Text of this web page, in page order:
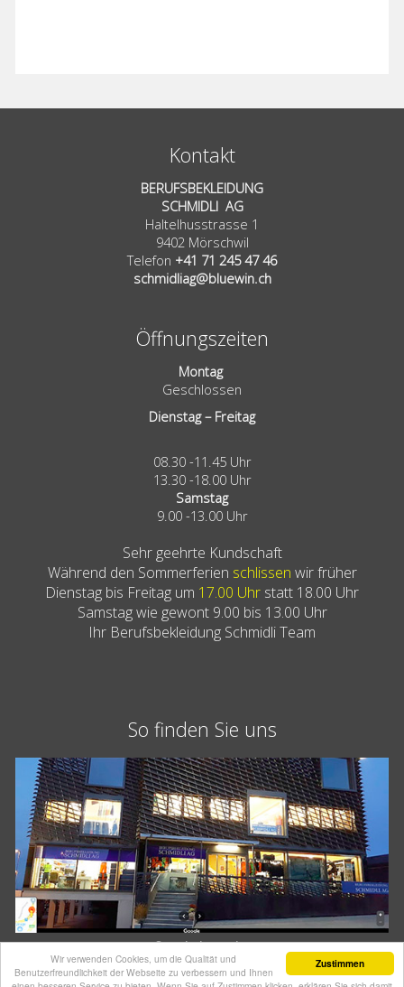
Zustimmen
Wir verwenden Cookies, um die Qualität und
Benutzerfreundlichkeit der Webseite zu verbessern und Ihnen
Kontakt
BERUFSBEKLEIDUNG
SCHMIDLI AG
Haltelhusstrasse 1
9402 Mörschwil
Telefon +41 71 245 47 46
schmidliag@bluewin.ch
Öffnungszeiten
Montag
Geschlossen
Dienstag – Freitag
08.30 -11.45 Uhr
13.30 -18.00 Uhr
Samstag
9.00 -13.00 Uhr
Sehr geehrte Kundschaft
Während den Sommerferien schlissen wir früher
Dienstag bis Freitag um 17.00 Uhr statt 18.00 Uhr
Samstag wie gewont 9.00 bis 13.00 Uhr
Ihr Berufsbekleidung Schmidli Team
So finden Sie uns
Google Lageplan